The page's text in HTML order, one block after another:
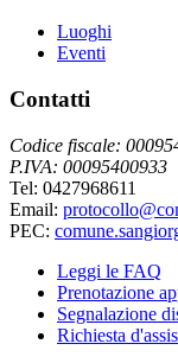
Luoghi
Eventi
Contatti
Codice fiscale:
P.IVA: 00095400933
Tel: 0427968611
Email:
PEC:
Leggi le FAQ
Prenotazione
Segnalazione
Richiesta